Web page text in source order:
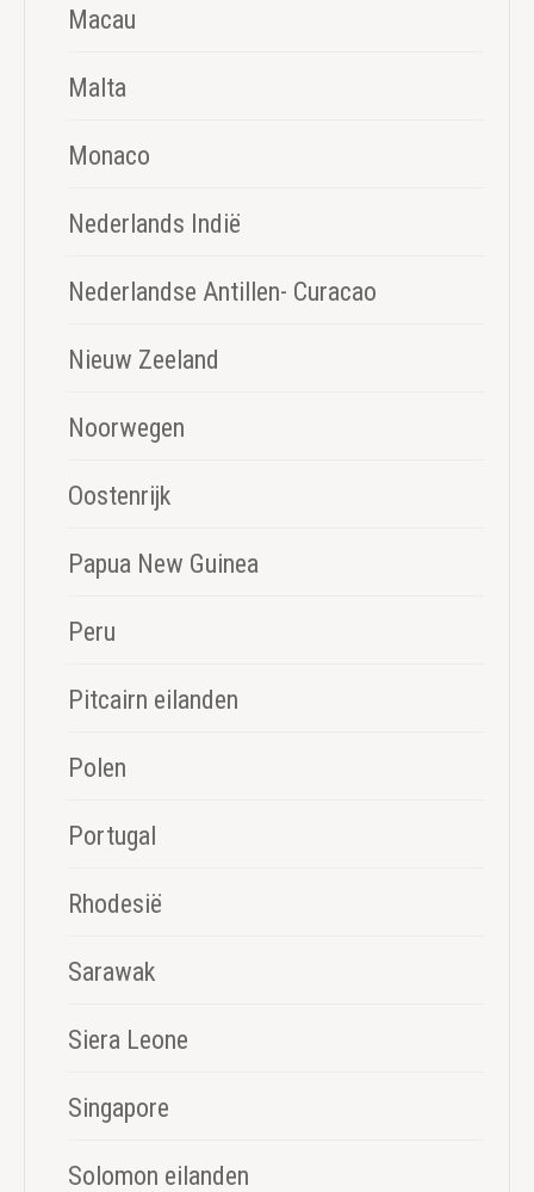
Macau
Malta
Monaco
Nederlands Indië
Nederlandse Antillen- Curacao
Nieuw Zeeland
Noorwegen
Oostenrijk
Papua New Guinea
Peru
Pitcairn eilanden
Polen
Portugal
Rhodesië
Sarawak
Siera Leone
Singapore
Solomon eilanden